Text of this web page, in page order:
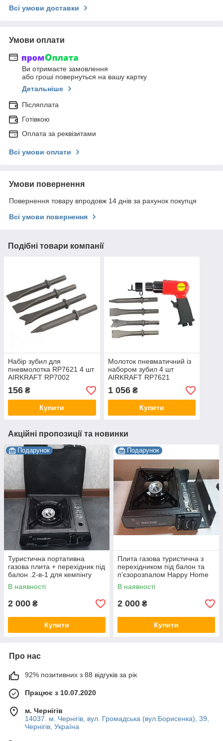
Всі умови доставки
Умови оплати
Ви отримаєте замовлення
або гроші повернуться на вашу картку
Детальніше
Післяплата
Готівкою
Оплата за реквізитами
Всі умови оплати
Умови повернення
Повернення товару впродовж 14 днів за рахунок покупця
Всі умови повернення
Подібні товари компанії
Набір зубил для
пневмолотка RP7621 4 шт
AIRKRAFT RP7002
156 ₴
Купити
Молоток пневматичний із
набором зубил 4 шт
AIRKRAFT RP7621
1 056₴
Купити
Акційні пропозиції та новинки
Подарунок
Туристична портативна
газова плита + перехідник під
балон .2-в-1 для кемпінгу
В наявності
2 000 ₴
Купити
Подарунок
Плита газова туристична з
перехідником під балон та
п'єзорозпалом Happy Home
BDZ-155A
В наявності
2 000 ₴
Купити
Про нас
92% позитивних з 88 відгуків за рік
Працює з 10.07.2020
м. Чернігів
14037. м. Чернігів, вул. Громадська (вул.Борисенка), 39,
Чернігів, Україна